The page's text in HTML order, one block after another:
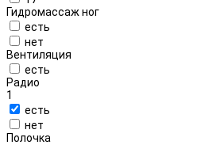
Гидромассаж ног
есть
нет
Вентиляция
есть
Радио
1
есть
нет
Полочка